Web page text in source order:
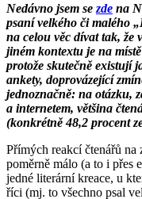
Nedávno jsem se zde na
psaní velkého či malého
na celou věc dívat tak, že
jiném kontextu je na
protože skutečně existují
ankety, doprovázející
jednoznačně: na otázku,
a internetem, většina
(konkrétně 48,2 procent
Přímých reakcí čtenářů na
poměrně málo (a to i přes
jedné literární kreace, u
říci (mj. to všechno psal